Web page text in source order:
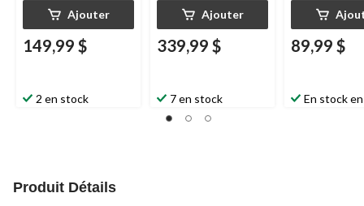
Ajouter
149,99 $
2 en stock
Ajouter
339,99 $
7 en stock
89,99 $
En stock
Produit Détails